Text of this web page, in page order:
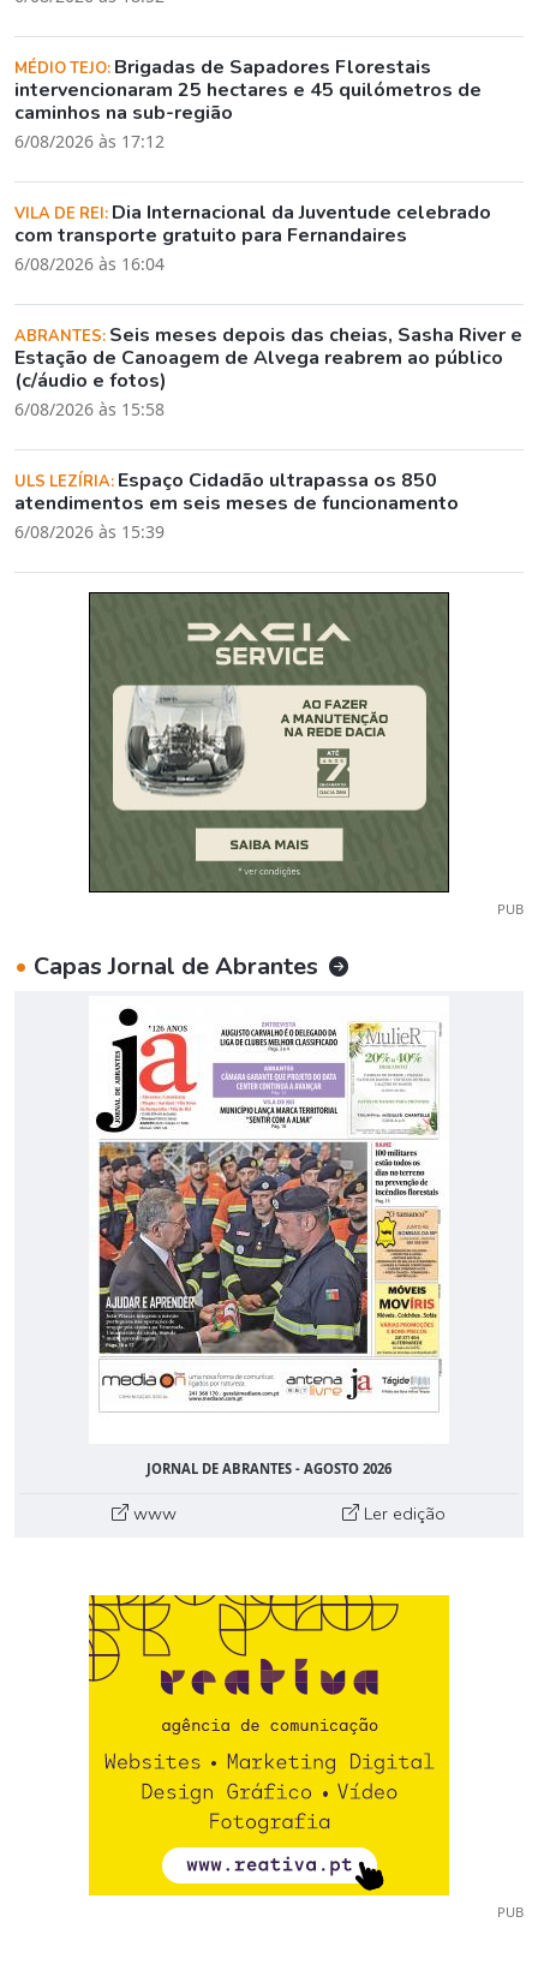
MÉDIO TEJO: Brigadas de Sapadores Florestais
intervencionaram 25 hectares e 45 quilómetros de
caminhos na sub-região
6/08/2026 às 17:12
VILA DE REI: Dia Internacional da Juventude celebrado
com transporte gratuito para Fernandaires
6/08/2026 às 16:04
ABRANTES: Seis meses depois das cheias, Sasha River e
Estação de Canoagem de Alvega reabrem ao público
(c/áudio e fotos)
6/08/2026 às 15:58
ULS LEZÍRIA: Espaço Cidadão ultrapassa os 850
atendimentos em seis meses de funcionamento
6/08/2026 às 15:39
PUB
• Capas Jornal de Abrantes
JORNAL DE ABRANTES - AGOSTO 2026
www Ler edição
PUB